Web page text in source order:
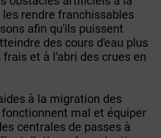
rendre franchissables
afin qu'ils puissent
des cours d'eau plus
frais et à l'abri des crues en
à la migration des
mal et équiper
centrales de passes à